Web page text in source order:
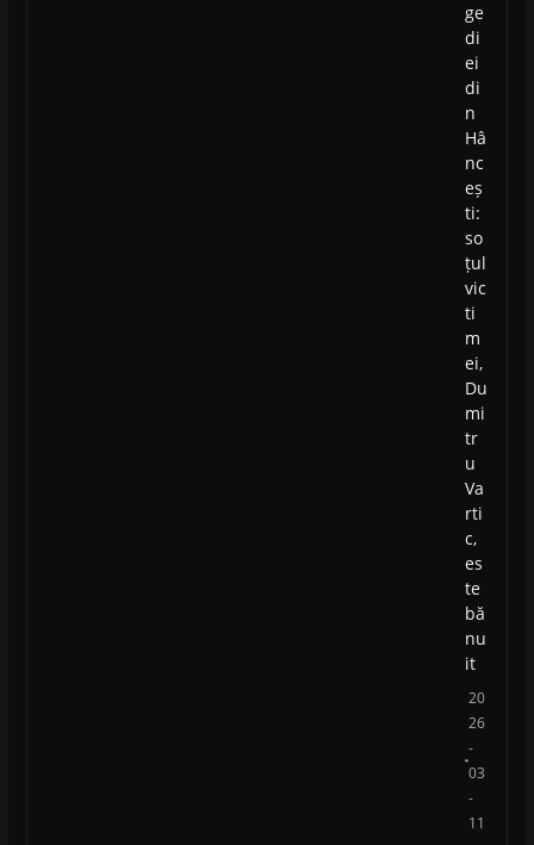
ge
di
ei
di
n
Hâ
nc
eș
ti:
so
țul
vic
ti
m
ei,
Du
mi
tr
u
Va
rti
c,
es
te
bă
nu
it
20
26
-
03
-
11